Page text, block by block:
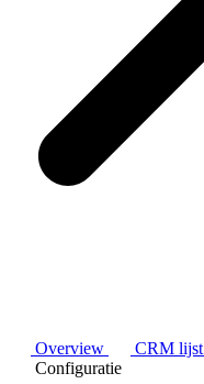
Overview CRM lijst
Configuratie